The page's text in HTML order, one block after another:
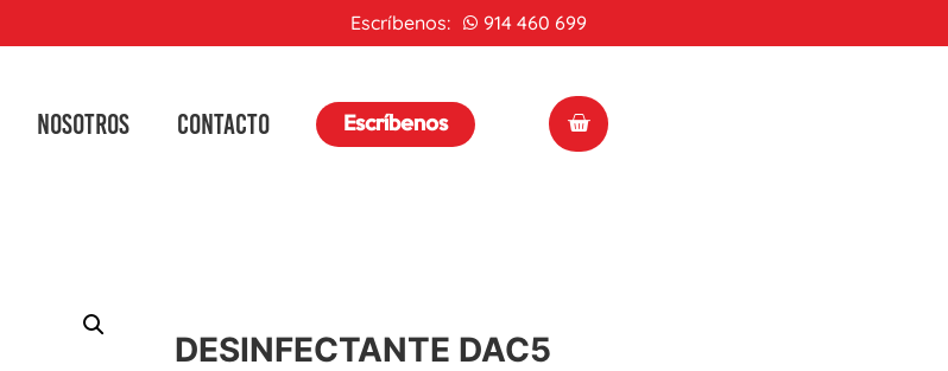
Escríbenos: 914 460 699
NOSOTROS CONTACTO Escríbenos
DESINFECTANTE DAC5